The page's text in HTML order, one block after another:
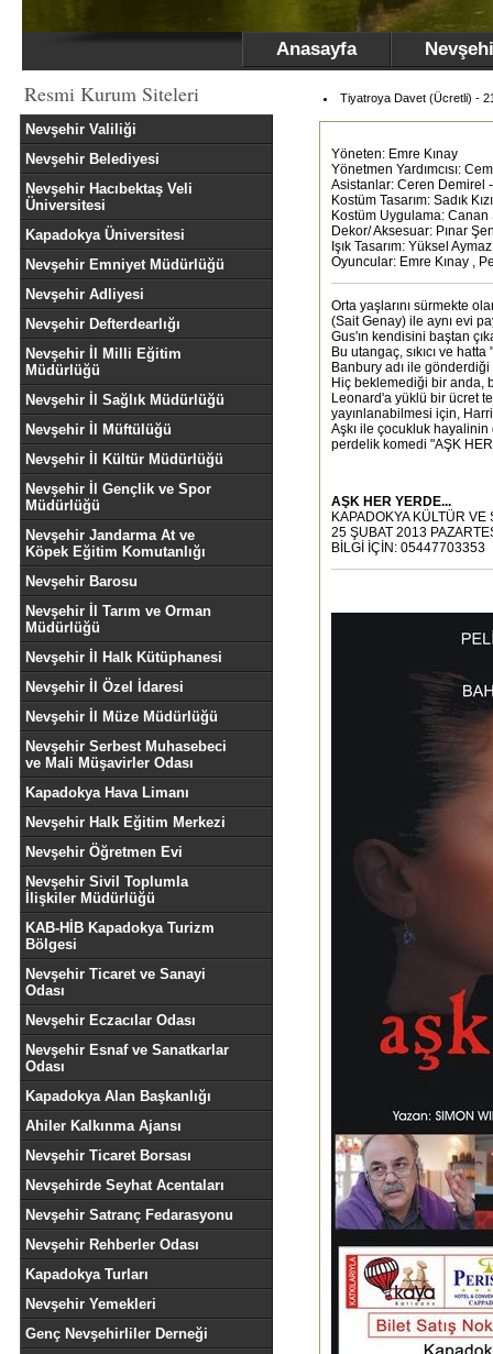
Anasayfa
Resmi Kurum Siteleri
Nevşehir Valiliği
Nevşehir Belediyesi
Nevşehir Hacıbektaş Veli
Üniversitesi
Kapadokya Üniversitesi
Nevşehir Emniyet Müdürlüğü
Nevşehir Adliyesi
Nevşehir Defterdearlığı
Nevşehir İl Milli Eğitim
Müdürlüğü
Nevşehir İl Sağlık Müdürlüğü
Nevşehir İl Müftülüğü
Nevşehir İl Kültür Müdürlüğü
Nevşehir İl Gençlik ve Spor
Müdürlüğü
Nevşehir Jandarma At ve
Köpek Eğitim Komutanlığı
Nevşehir Barosu
Nevşehir İl Tarım ve Orman
Müdürlüğü
Nevşehir İl Halk Kütüphanesi
Nevşehir İl Özel İdaresi
Nevşehir İl Müze Müdürlüğü
Nevşehir Serbest Muhasebeci
ve Mali Müşavirler Odası
Kapadokya Hava Limanı
Nevşehir Halk Eğitim Merkezi
Nevşehir Öğretmen Evi
Nevşehir Sivil Toplumla
İlişkiler Müdürlüğü
KAB-HİB Kapadokya Turizm
Bölgesi
Nevşehir Ticaret ve Sanayi
Odası
Nevşehir Eczacılar Odası
Nevşehir Esnaf ve Sanatkarlar
Odası
Kapadokya Alan Başkanlığı
Ahiler Kalkınma Ajansı
Nevşehir Ticaret Borsası
Nevşehirde Seyhat Acentaları
Nevşehir Satranç Fedarasyonu
Nevşehir Rehberler Odası
Kapadokya Turları
Nevşehir Yemekleri
Genç Nevşehirliler Derneği
Tiyatroya Davet (Ücretli) -
Yöneten: Emre Kınay
Yönetmen Yardımcısı:
Asistanlar: Ceren Demirel
Kostüm Tasarım: Sadık
Kostüm Uygulama: Canan
Dekor/ Aksesuar: Pınar
Işık Tasarım: Yüksel Aymaz
Oyuncular: Emre Kınay ,
Orta yaşlarını sürmekte
(Sait Genay) ile aynı evi
Gus'ın kendisini baştan
Bu utangaç, sıkıcı ve
Banbury adı ile
Hiç beklemediği bir anda,
Leonard'a yüklü bir ücret
yayınlanabilmesi için,
Aşkı ile çocukluk
perdelik komedi "AŞK
AŞK HER YERDE...
KAPADOKYA KÜLTÜR
25 ŞUBAT 2013
BİLGİ İÇİN: 05447703353